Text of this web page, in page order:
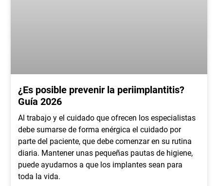
¿Es posible prevenir la periimplantitis?
Guía 2026
Al trabajo y el cuidado que ofrecen los especialistas
debe sumarse de forma enérgica el cuidado por
parte del paciente, que debe comenzar en su rutina
diaria. Mantener unas pequeñas pautas de higiene,
puede ayudarnos a que los implantes sean para
toda la vida.